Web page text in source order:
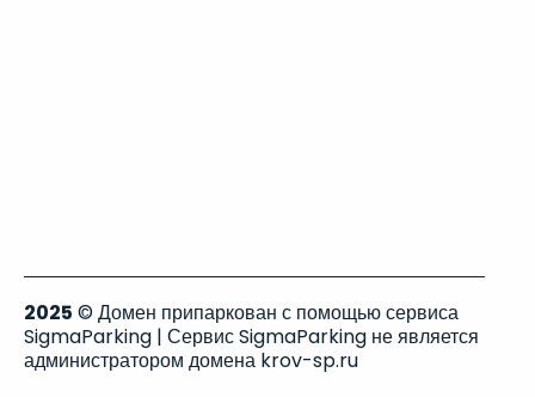
2025 © Домен припаркован с помощью сервиса
SigmaParking | Сервис SigmaParking не является
администратором домена krov-sp.ru